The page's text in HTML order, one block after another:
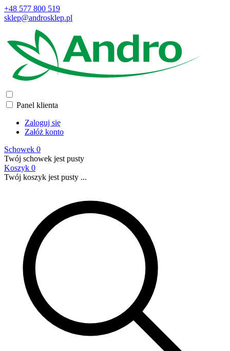
+48 577 800 519
sklep@androsklep.pl
Panel klienta
Zaloguj się
Załóż konto
Schowek 0
Twój schowek jest pusty
Koszyk 0
Twój koszyk jest pusty ...